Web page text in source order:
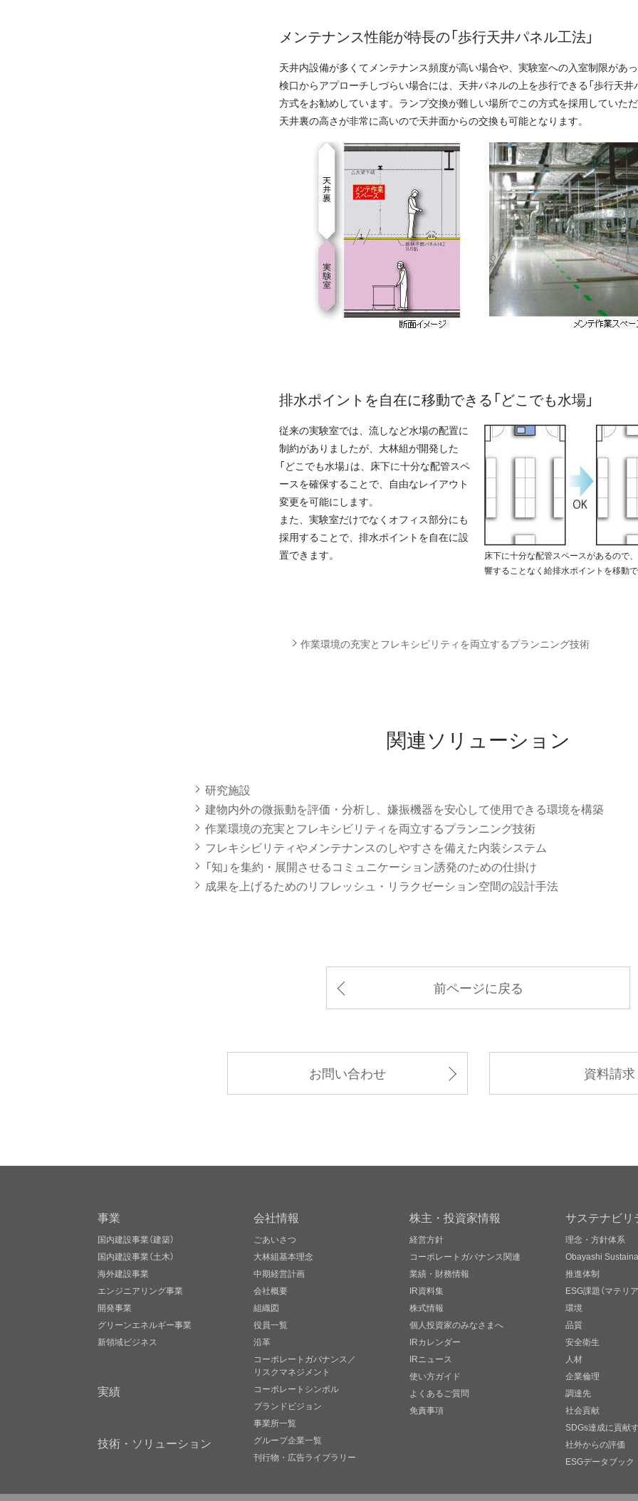
メンテナンス性能が特長の「歩行天井パネル工法」
天井内設備が多くてメンテナンス頻度が高い場合や、実験室への入室制限があ
検口からアプローチしづらい場合には、天井パネルの上を歩行できる「歩行天井
方式をお勧めしています。ランプ交換が難しい場所でこの方式を採用していただ
天井裏の高さが非常に高いので天井面からの交換も可能となります。
排水ポイントを自在に移動できる「どこでも水場」
従来の実験室では、流しなど水場の配置に
制約がありましたが、大林組が開発した
「どこでも水場」は、床下に十分な配管スペ
ースを確保することで、自由なレイアウト
変更を可能にします。
また、実験室だけでなくオフィス部分にも
採用することで、排水ポイントを自在に設
置できます。
床下に十分な配管スペースがあるので
響することなく給排水ポイントを移動
作業環境の充実とフレキシビリティを両立するプランニング技術
関連ソリューション
研究施設
建物内外の微振動を評価・分析し、嫌振機器を安心して使用できる環境を構築
作業環境の充実とフレキシビリティを両立するプランニング技術
フレキシビリティやメンテナンスのしやすさを備えた内装システム
「知」を集約・展開させるコミュニケーション誘発のための仕掛け
成果を上げるためのリフレッシュ・リラクゼーション空間の設計手法
前ページに戻る
お問い合わせ 資料請求
事業
国内建設事業（建築）
国内建設事業（土木）
海外建設事業
エンジニアリング事業
開発事業
グリーンエネルギー事業
新領域ビジネス
実績
技術・ソリューション
会社情報
ごあいさつ
大林組基本理念
中期経営計画
会社概要
組織図
役員一覧
沿革
コーポレートガバナンス／
リスクマネジメント
コーポレートシンボル
ブランドビジョン
事業所一覧
グループ企業一覧
刊行物・広告ライブラリー
株主・投資家情報
経営方針
コーポレートガバナンス関連
業績・財務情報
IR資料集
株式情報
個人投資家のみなさまへ
IRカレンダー
IRニュース
使い方ガイド
よくあるご質問
免責事項
サステナビリ
理念・方針体系
Obayashi
推進体制
ESG課題（マテリ
環境
品質
安全衛生
人材
企業倫理
調達先
社会貢献
SDGs達成に貢献
社外からの評価
ESGデータブック